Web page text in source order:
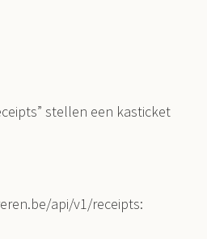
stellen een kasticket
api/v1/receipts: